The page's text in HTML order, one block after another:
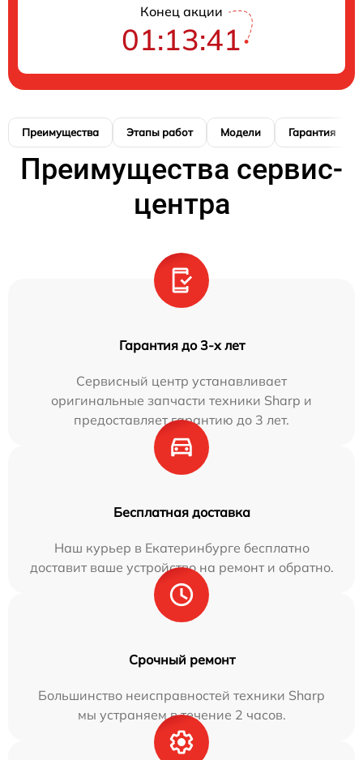
Конец акции
01:13:41
Преимущества Этапы работ Модели Гарантия
Преимущества сервис-
центра
Гарантия до 3-х лет
Сервисный центр устанавливает
оригинальные запчасти техники Sharp и
предоставляет гарантию до 3 лет.
Бесплатная доставка
Наш курьер в Екатеринбурге бесплатно
доставит ваше устройство на ремонт и обратно.
Срочный ремонт
Большинство неисправностей техники Sharp
мы устраняем в течение 2 часов.